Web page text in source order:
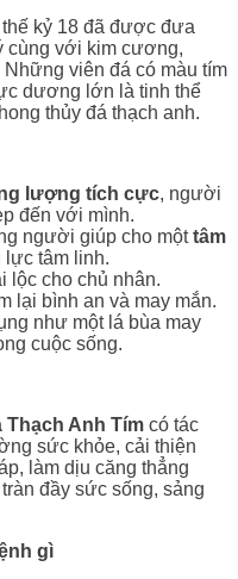
thế kỷ 18 đã được đưa
cùng với kim cương,
viên đá có màu tím
dương lớn là tinh thể
thủy đá thạch anh.
lượng tích cực, người
đến với mình.
người giúp cho mộttâm
lực tâm linh.
lộc cho chủ nhân.
lại bình an và may mắn.
như một lá bùa may
cuộc sống.
Thạch Anh Tím có tác
sức khỏe, cải thiện
làm dịu căng thẳng
đầy sức sống, sảng
gì